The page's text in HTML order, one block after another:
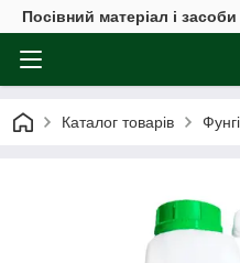
Посівний матеріал і
Каталог товарів